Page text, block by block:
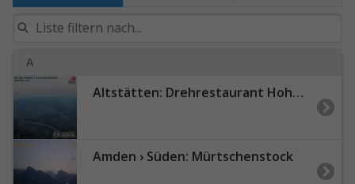
A
Altstätten: Drehrestaurant Hoher Kasten - Rheintal
Amden › Süden: Mürtschenstock